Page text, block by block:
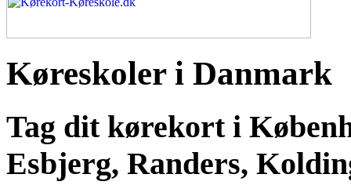
Køreskoler i Danmark
Tag dit kørekort i
Esbjerg, Randers,